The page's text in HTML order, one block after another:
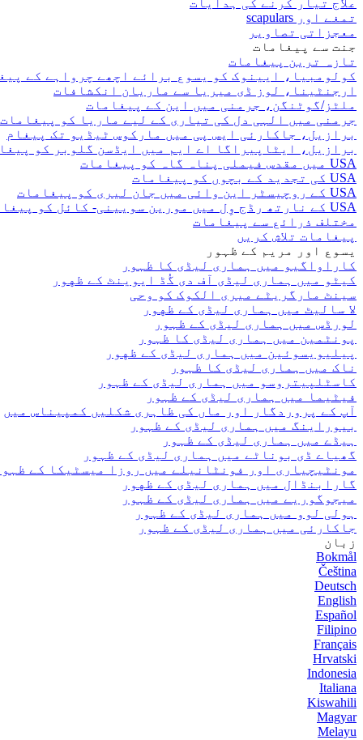
تمغے اور scapulars
معجزاتی تصاویر
جنت سے پیغامات
تازہ ترین پیغامات
کولومبیا، ایینوک کو یسوع برائے اچھے چرواہے کے
ارجنٹینا، لوز ڈی میریا سے ماریان انکشافات
ملٹز/گوٹنگن، جرمنی میں این کے پیغامات
جرمنی میں الہی دل کی تیاری کے لیے ماریا کو پیغامات
برازیل، جاکارئی ایس پی میں مارکوس ٹیڈیو تک پیغام
برازیل، ایٹاپیراگا اے ایم میں ایڈسن گلوبر کو
USA میں مقدس فیملی پناہ گاہ کو پیغامات
USA کی تجدید کے بچوں کو پیغامات
USA کے روچیسٹر این وائی میں جان لیری کو پیغامات
USA کے نارتھ رڈج وِل میں مورین سویینی- کائل کو پیغامات
مختلف ذرائع سے پیغامات
پیغامات تلاش کریں
یسوع اور مریم کے ظہور
کاراواگیو میں ہماری لیڈی کا ظہور
کیٹو میں ہماری لیڈی آف دی گُڈ ایوینٹ کے ظهور
سینٹ مارگریٹے میری الکوک کو وحی
لا سالیٹ میں ہماری لیڈی کے ظهور
لورڈس میں ہماری لیڈی کے ظہور
پونٹمین میں ہماری لیڈی کا ظہور
پیلیویسوئین میں ہماری لیڈی کے ظهور
ناک میں ہماری لیڈی کا ظہور
کاسٹلپیتروسو میں ہماری لیڈی کے ظہور
فیٹیما میں ہماری لیڈی کے ظہور
آپ کے پروردگار اور ماں کی ظاہری شکلیں کمپیناس میں
بیوراینگ میں ہماری لیڈی کے ظہور
ہیڈے میں ہماری لیڈی کے ظہور
گھیاے ڈی بوناٹے میں ہماری لیڈی کے ظہور
مونٹیچیاری اور فونٹانیلے میں روزا میسٹیکا کے
گارابنڈال میں ہماری لیڈی کے ظهور
میجوگوریے میں ہماری لیڈی کے ظہور
ہولی لوو میں ہماری لیڈی کے ظہور
جاکارئی میں ہماری لیڈی کے ظہور
زبان
Bokmål
Čeština
Deutsch
English
Español
Filipino
Français
Hrvatski
Indonesia
Italiana
Kiswahili
Magyar
Melayu